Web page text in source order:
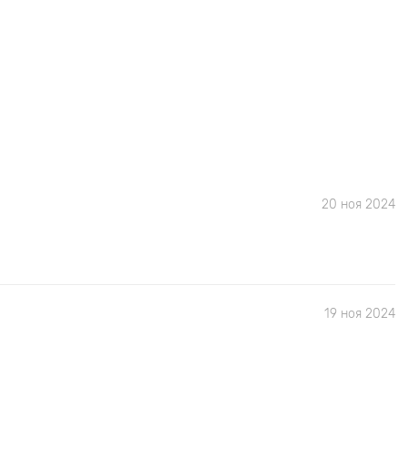
20 ноя 2024
19 ноя 2024